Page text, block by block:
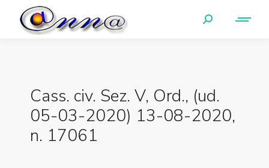
Cass. civ. Sez. V, Ord., (ud.
05-03-2020) 13-08-2020,
n. 17061